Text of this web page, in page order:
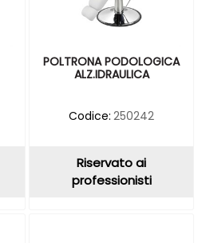
POLTRONA PODOLOGICA
ALZ.IDRAULICA
Codice: 250242
Riservato ai
professionisti